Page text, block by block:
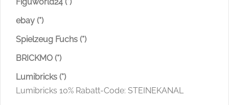
ebay (*)
Spielzeug Fuchs (*)
BRICKMO (*)
Lumibricks (*)
Lumibricks 10% Rabatt-Code: STEINEKANAL